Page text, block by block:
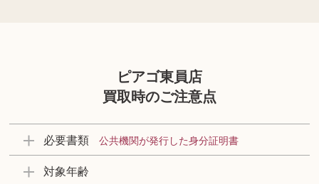
ピアゴ東員店
買取時のご注意点
必要書類 公共機関が発行した身分証明書
対象年齢